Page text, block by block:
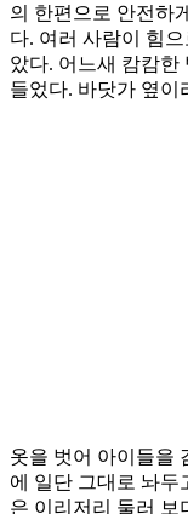
의 한편으로 안전하
다. 여러 사람이 힘
았다. 어느새 캄캄한
들었다. 바닷가 옆이
옷을 벗어 아이들을
에 일단 그대로 놔두
은 이리저리 둘러 보